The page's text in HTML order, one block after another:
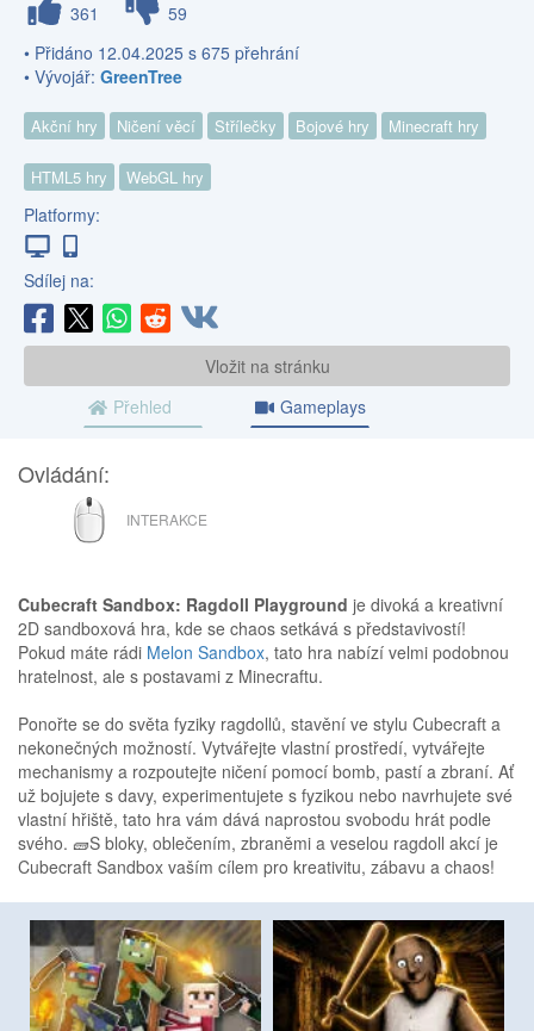
361
59
• Přidáno 12.04.2025 s 675 přehrání
• Vývojář: GreenTree
Akční hry Ničení věcí Střílečky Bojové hry Minecraft hry
HTML5 hry WebGL hry
Platformy:
Sdílej na:
Vložit na stránku
Přehled
Gameplays
Ovládání:
MYŠ
INTERAKCE
Cubecraft Sandbox: Ragdoll Playground je divoká a kreativní
2D sandboxová hra, kde se chaos setkává s představivostí!
Pokud máte rádi Melon Sandbox, tato hra nabízí velmi podobnou
hratelnost, ale s postavami z Minecraftu.
Ponořte se do světa fyziky ragdollů, stavění ve stylu Cubecraft a
nekonečných možností. Vytvářejte vlastní prostředí, vytvářejte
mechanismy a rozpoutejte ničení pomocí bomb, pastí a zbraní. Ať
už bojujete s davy, experimentujete s fyzikou nebo navrhujete své
vlastní hřiště, tato hra vám dává naprostou svobodu hrát podle
svého. 🧱S bloky, oblečením, zbraněmi a veselou ragdoll akcí je
Cubecraft Sandbox vaším cílem pro kreativitu, zábavu a chaos!